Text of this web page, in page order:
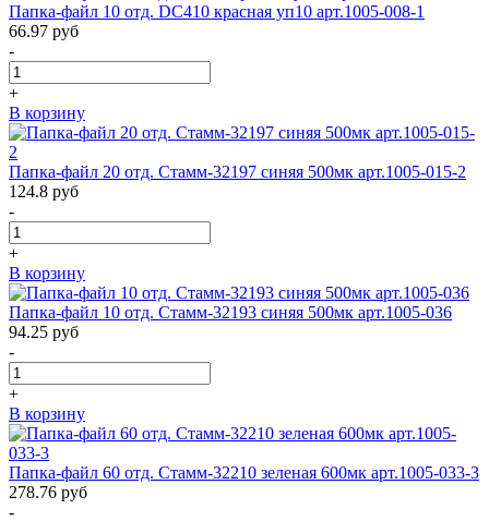
Папка-файл 10 отд. DC410 красная уп10 арт.1005-008-1
66.97 руб
-
+
В корзину
Папка-файл 20 отд. Стамм-32197 синяя 500мк арт.1005-015-2
124.8 руб
-
+
В корзину
Папка-файл 10 отд. Стамм-32193 синяя 500мк арт.1005-036
94.25 руб
-
+
В корзину
Папка-файл 60 отд. Стамм-32210 зеленая 600мк арт.1005-033-3
278.76 руб
-